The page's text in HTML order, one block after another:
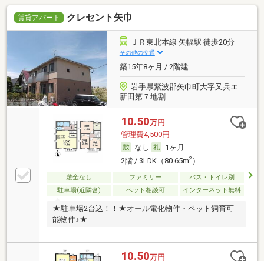
賃貸アパート クレセント矢巾
ＪＲ東北本線 矢幅駅 徒歩20分
その他の交通
築15年8ヶ月 / 2階建
岩手県紫波郡矢巾町大字又兵エ
新田第７地割
10.50万円
管理費4,500円
なし
1ヶ月
2階 / 3LDK（80.65m2）
敷金なし ファミリー
バス・トイレ別
駐車場(近隣含)
ペット相談可 インターネット無料
★駐車場2台込！！★オール電化物件・ペット飼育可
能物件♪★
10.50万円